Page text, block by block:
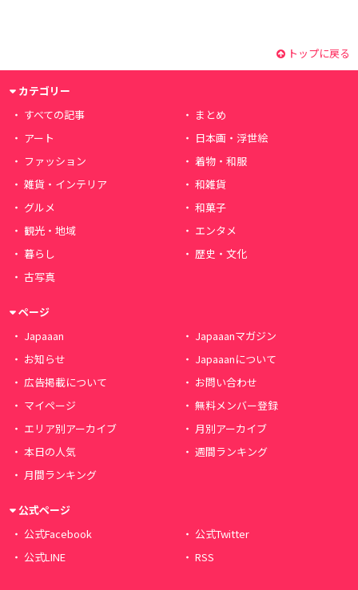
トップに戻る
カテゴリー
すべての記事
まとめ
アート
日本画・浮世絵
ファッション
着物・和服
雑貨・インテリア
和雑貨
グルメ
和菓子
観光・地域
エンタメ
暮らし
歴史・文化
古写真
ページ
Japaaan
Japaaanマガジン
お知らせ
Japaaanについて
広告掲載について
お問い合わせ
マイページ
無料メンバー登録
エリア別アーカイブ
月別アーカイブ
本日の人気
週間ランキング
月間ランキング
公式ページ
公式Facebook
公式Twitter
公式LINE
RSS